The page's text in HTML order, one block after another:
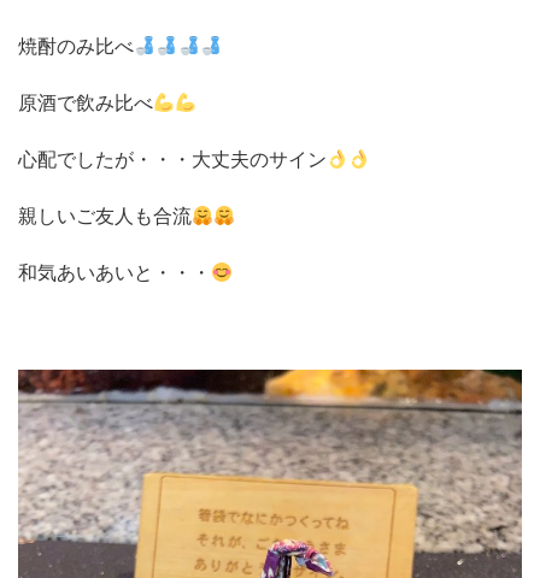
焼酎のみ比べ
原酒で飲み比べ
心配でしたが・・・大丈夫のサイン
親しいご友人も合流
和気あいあいと・・・